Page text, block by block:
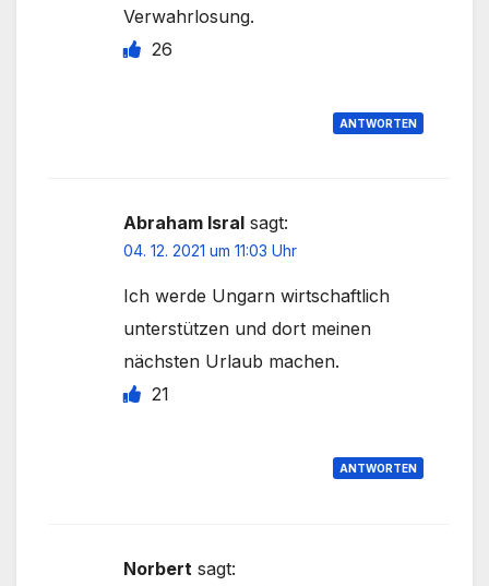
Verwahrlosung.
26
ANTWORTEN
Abraham Isral sagt:
04. 12. 2021 um 11:03 Uhr
Ich werde Ungarn wirtschaftlich
unterstützen und dort meinen
nächsten Urlaub machen.
21
ANTWORTEN
Norbert sagt: